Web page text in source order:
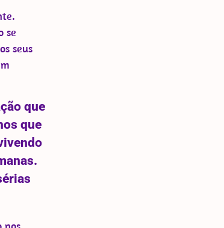
se
seus
que
que